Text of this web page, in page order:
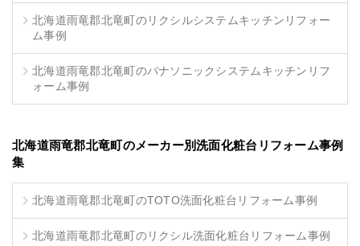
北海道雨竜郡北竜町のリクシルシステムキッチンリフォー
ム事例
北海道雨竜郡北竜町のパナソニックシステムキッチンリフ
ォーム事例
北海道雨竜郡北竜町のメーカー別洗面化粧台リフォーム事例
集
北海道雨竜郡北竜町のTOTO洗面化粧台リフォーム事例
北海道雨竜郡北竜町のリクシル洗面化粧台リフォーム事例